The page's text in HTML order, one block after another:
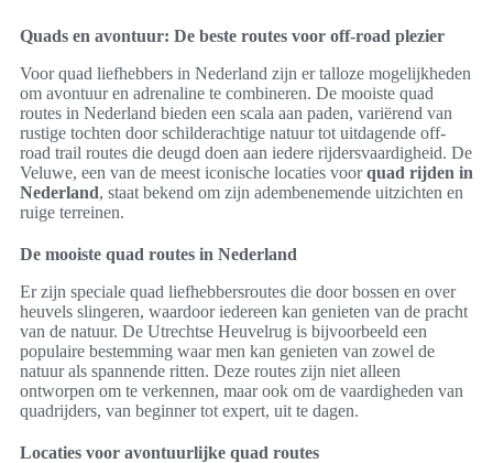
Quads en avontuur: De beste routes voor off-road plezier
Voor quad liefhebbers in Nederland zijn er talloze mogelijkheden
om avontuur en adrenaline te combineren. De mooiste quad
routes in Nederland bieden een scala aan paden, variërend van
rustige tochten door schilderachtige natuur tot uitdagende off-
road trail routes die deugd doen aan iedere rijdersvaardigheid. De
Veluwe, een van de meest iconische locaties voorquad rijden in
Nederland, staat bekend om zijn adembenemende uitzichten en
ruige terreinen.
De mooiste quad routes in Nederland
Er zijn speciale quad liefhebbersroutes die door bossen en over
heuvels slingeren, waardoor iedereen kan genieten van de pracht
van de natuur. De Utrechtse Heuvelrug is bijvoorbeeld een
populaire bestemming waar men kan genieten van zowel de
natuur als spannende ritten. Deze routes zijn niet alleen
ontworpen om te verkennen, maar ook om de vaardigheden van
quadrijders, van beginner tot expert, uit te dagen.
Locaties voor avontuurlijke quad routes